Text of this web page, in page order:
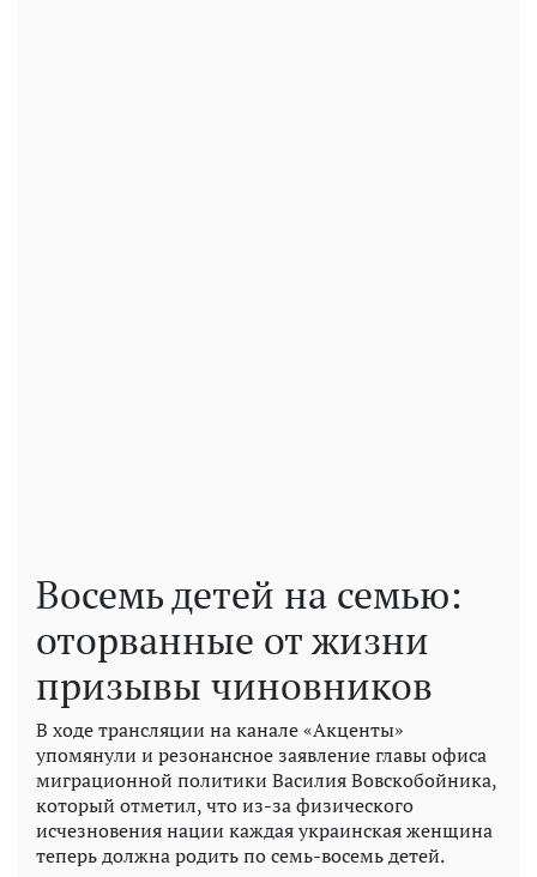
Восемь детей на семью:
оторванные от жизни
призывы чиновников
В ходе трансляции на канале «Акценты»
упомянули и резонансное заявление главы офиса
миграционной политики Василия Вовскобойника,
который отметил, что из-за физического
исчезновения нации каждая украинская женщина
теперь должна родить по семь-восемь детей.